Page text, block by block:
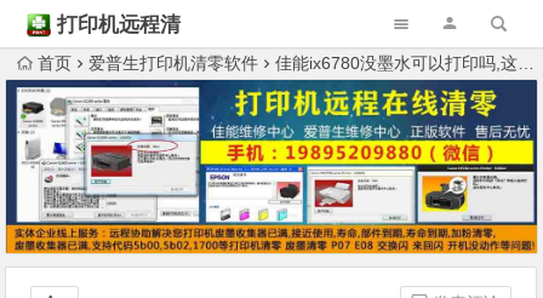
打印机远程清
零首页 爱普生打印机清零软件 佳能ix6780没墨水可以打印吗,这个机器怎么样拆解